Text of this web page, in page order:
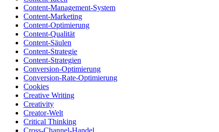
Content-Management-System
Content-Marketing
Content-Optimierung
Content-Qualität
Content-Säulen
Content-Strategie
Content-Strategien
Conversion-Optimierung
Conversion-Rate-Optimierung
Cookies
Creative Writing
Creativity
Creator-Welt
Critical Thinking
Cross-Channel-Handel